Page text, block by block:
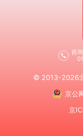
咨
© 2013-2026
京公
京